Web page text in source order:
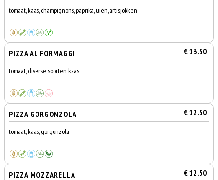
tomaat, kaas, champignons, paprika, uien, artisjokken
PIZZA AL FORMAGGI € 13.50
tomaat, diverse soorten kaas
PIZZA GORGONZOLA € 12.50
tomaat, kaas, gorgonzola
PIZZA MOZZARELLA € 12.50